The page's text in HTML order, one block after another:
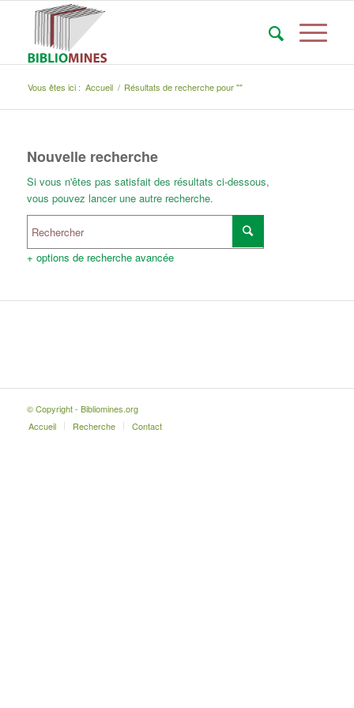
Vous êtes ici : Accueil / Résultats de recherche pour ""
Nouvelle recherche
Si vous n'êtes pas satisfait des résultats ci-dessous,
vous pouvez lancer une autre recherche.
+ options de recherche avancée
© Copyright - Bibliomines.org
Accueil
Recherche Contact